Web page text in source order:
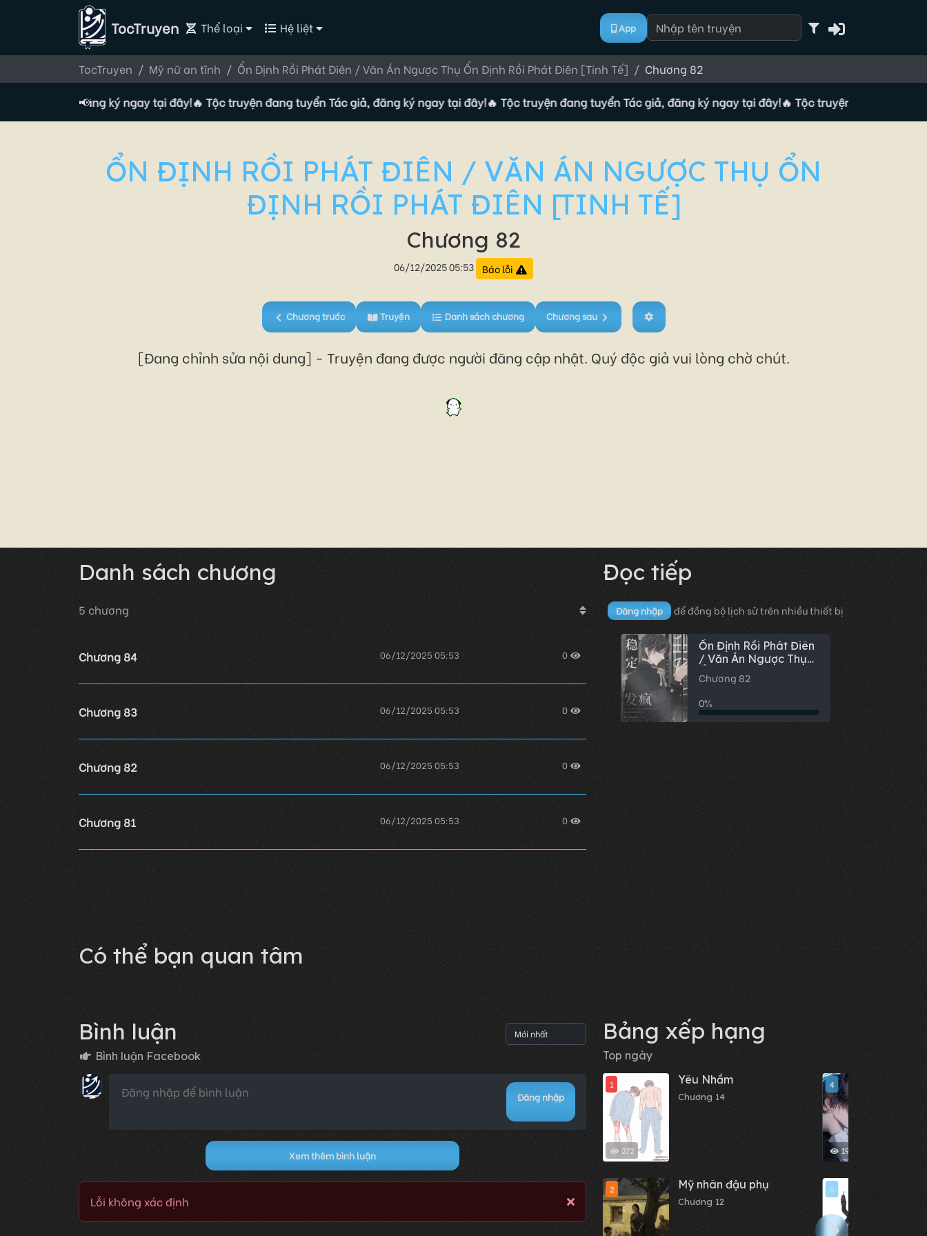
TocTruyen Thể loại Hệ liệt App
TocTruyen Mỹ nữ an tĩnh Ổn Định Rồi Phát Điên / Văn Án Ngược Thụ Ổn Định Rồi Phát Điên [Tinh Tế] Chương 82
📢
giả, đăng ký ngay tại đây!🔥 Tộc truyện đang tuyển Tác giả, đăng ký ngay tại đây!🔥 Tộc truyện đang tuyển Tác giả, đăng ký ngay tại đây!🔥 Tộc truyện đang tuyển Tác
ỔN ĐỊNH RỒI PHÁT ĐIÊN / VĂN ÁN NGƯỢC THỤ ỔN
ĐỊNH RỒI PHÁT ĐIÊN [TINH TẾ]
Chương 82
06/12/2025 05:53 Báo lỗi
Chương trước Truyện Danh sách chương Chương sau
[Đang chỉnh sửa nội dung] - Truyện đang được người đăng cập nhật. Quý độc giả vui lòng chờ chút.
Danh sách chương
5 chương
Chương 84 06/12/2025 05:53 0
Chương 83 06/12/2025 05:53 0
Chương 82 06/12/2025 05:53 0
Chương 81 06/12/2025 05:53 0
Có thể bạn quan tâm
Bình luận
Bình luận Facebook
Đăng nhập
Xem thêm bình luận
Lỗi không xác định
Đọc tiếp
Đăng nhập để đồng bộ lịch sử trên nhiều thiết bị
Ổn Định Rồi Phát Điên
/ Văn Án Ngược Thụ
Ổn Định Rồi Phát Điên
[Tinh Tế]
Chương 82
0%
Bảng xếp hạng
Top ngày
272
1 Yêu Nhầm
Chương 14
2 Mỹ nhân đậu phụ
Chương 12
19.02 K
4
5